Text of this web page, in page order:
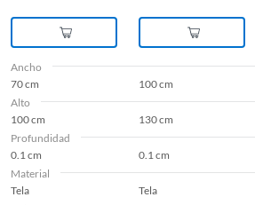
Ancho
70 cm
100 cm
Alto
100 cm
130 cm
Profundidad
0.1 cm
0.1 cm
Material
Tela
Tela